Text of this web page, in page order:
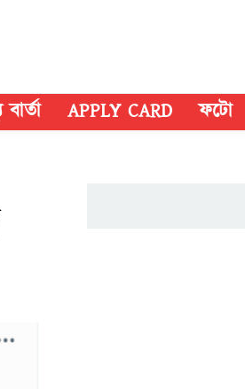
বাৰ্তা APPLY CARD ফটো